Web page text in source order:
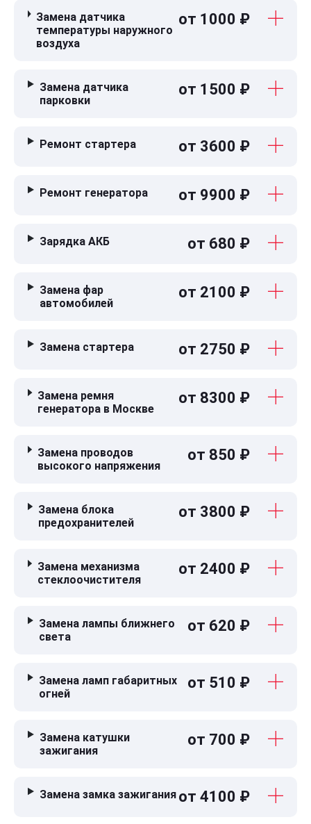
Замена датчика
температуры наружного
воздуха
от 1000 ₽
Замена датчика
парковки
от 1500 ₽
Ремонт стартера от 3600 ₽
Ремонт генератора от 9900 ₽
Зарядка АКБ от 680 ₽
Замена фар
автомобилей
от 2100 ₽
Замена стартера от 2750 ₽
Замена ремня
генератора в Москве
от 8300 ₽
Замена проводов
высокого напряжения
от 850 ₽
Замена блока
предохранителей
от 3800 ₽
Замена механизма
стеклоочистителя
от 2400 ₽
Замена лампы ближнего
света
от 620 ₽
Замена ламп габаритных
огней
от 510 ₽
Замена катушки
зажигания
от 700 ₽
Замена замка зажигания от 4100 ₽